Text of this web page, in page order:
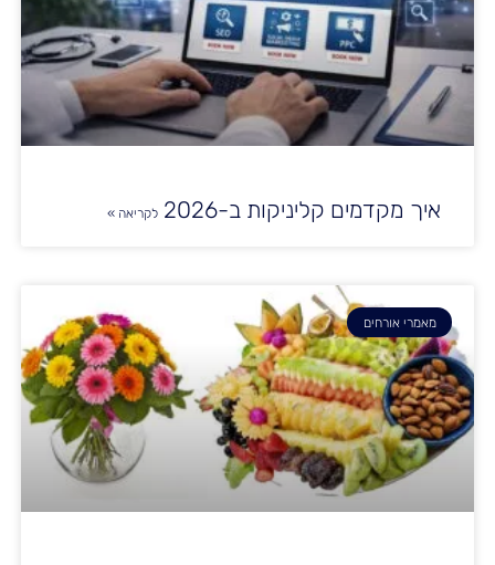
איך מקדמים קליניקות ב-2026 לקריאה »
מאמרי אורחים